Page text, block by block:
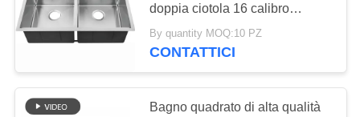
MAPPA
SITO
Lavandino di cucina
con lo scolatoio
doppia ciotola 16 calibro
lavandini in acciaio inossidabile
sotto il bancone lavandini da
pollici profondo lavandino
By quantity MOQ:10 PZ
CONTATTICI
Bagno quadrato di alta qualità